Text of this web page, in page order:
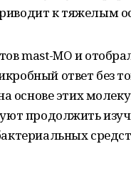
к тяжелым
mast-MO и
ответ без
основе этих
продолжить